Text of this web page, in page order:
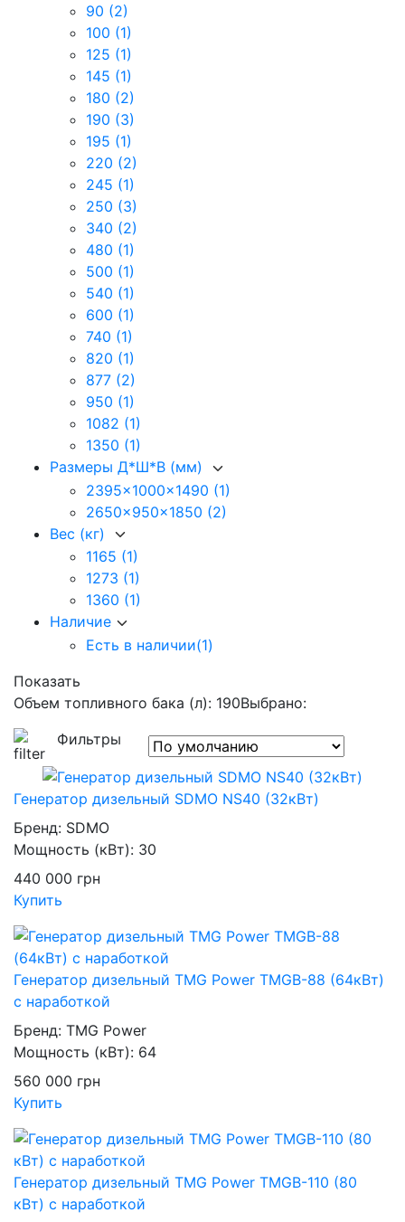
90 (2)
100 (1)
125 (1)
145 (1)
180 (2)
190 (3)
195 (1)
220 (2)
245 (1)
250 (3)
340 (2)
480 (1)
500 (1)
540 (1)
600 (1)
740 (1)
820 (1)
877 (2)
950 (1)
1082 (1)
1350 (1)
Размеры Д*Ш*В (мм)
2395x1000x1490 (1)
2650x950x1850 (2)
Вес (кг)
1165 (1)
1273 (1)
1360 (1)
Наличие
Есть в наличии(1)
Показать
Объем топливного бака (л): 190Выбрано:
Фильтры
Генератор дизельный SDMO NS40 (32кВт)
Бренд: SDMO
Мощность (кВт): 30
440 000 грн
Купить
Генератор дизельный TMG Power TMGB-88 (64кВт)
с наработкой
Бренд: TMG Power
Мощность (кВт): 64
560 000 грн
Купить
Генератор дизельный TMG Power TMGB-110 (80
кВт) с наработкой